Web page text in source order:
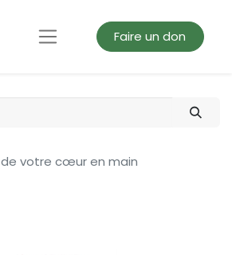
Faire un don
votre cœur en main